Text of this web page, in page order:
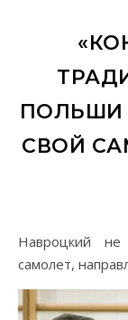
ПОЛЬШИ
СВОЙ
Навроцкий не взял Сикорского в президентский
самолет,